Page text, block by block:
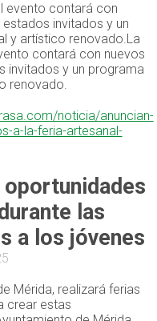
evento contará con
invitados y un
y artístico renovado.La
contará con nuevos
invitados y un programa
renovado.
noticia/anuncian-
a-la-feria-artesanal-
las
a los jóvenes
Mérida, realizará ferias
crear estas